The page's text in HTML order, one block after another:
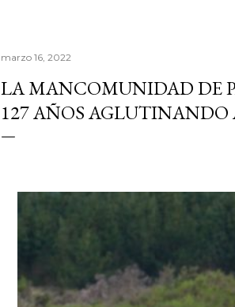
marzo 16, 2022
LA MANCOMUNIDAD DE
127 AÑOS